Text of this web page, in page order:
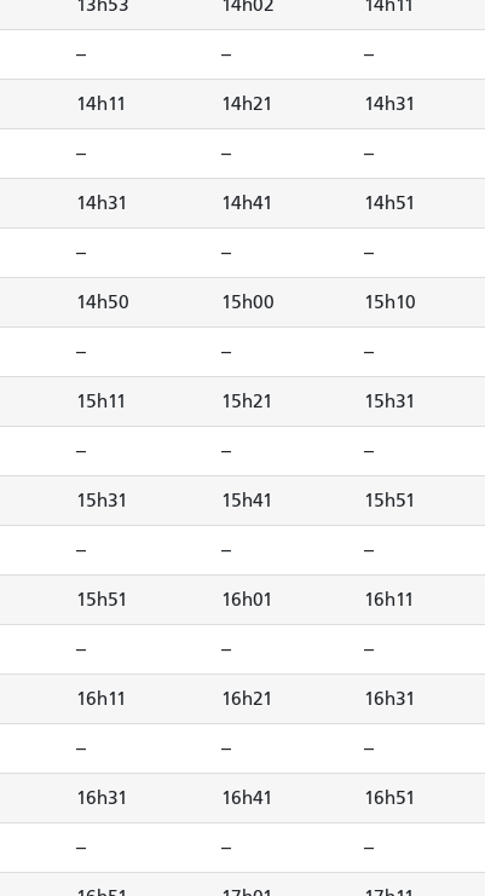
13h53 14h02 14h11
-- -- --
14h11 14h21 14h31
-- -- --
14h31 14h41 14h51
-- -- --
14h50 15h00 15h10
-- -- --
15h11 15h21 15h31
-- -- --
15h31 15h41 15h51
-- -- --
15h51 16h01 16h11
-- -- --
16h11 16h21 16h31
-- -- --
16h31 16h41 16h51
-- -- --